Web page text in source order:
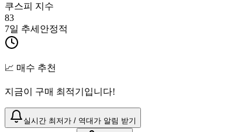
쿠스피 지수
83
7일 추세 안정적
📈 매수 추천
지금이 구매 최적기입니다!
실시간 최저가 / 역대가 알림 받기